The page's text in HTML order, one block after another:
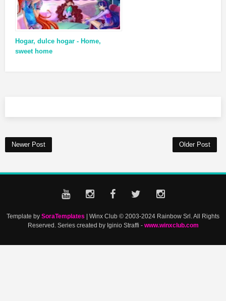
Hogar, dulce hogar - Home,
sweet home
Newer Post Older Post
Template by SoraTemplates | Winx Club © 2003-2024 Rainbow Srl. All Rights
Reserved. Series created by Iginio Straffi - www.winxclub.com